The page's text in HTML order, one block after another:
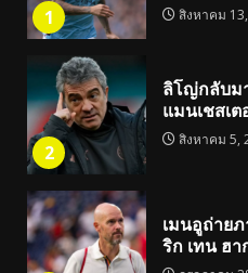
1 สิงหาคม
2
ลิโญ่กลับม
แมนเชสเ
สิงหาคม 5,
เมนอูถ่าย
ริก เทน ฮา